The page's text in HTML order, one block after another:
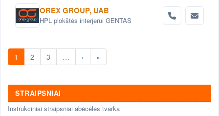
OREX GROUP, UAB
HPL plokštės interjerui GENTAS
1 2 3 … › »
STRAIPSNIAI
Instrukciniai straipsniai abėcėlės tvarka